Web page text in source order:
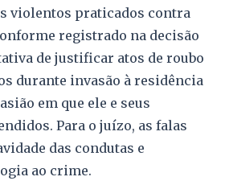
violentos praticados contra
registrado na decisão
de justificar atos de roubo
durante invasão à residência
em que ele e seus
Para o juízo, as falas
das condutas e
ao crime.